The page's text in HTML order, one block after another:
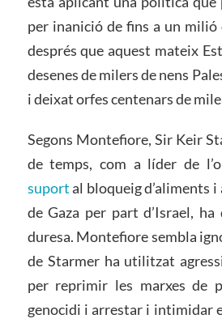
per inanició de fins a un milió
després que aquest mateix
desenes de milers de nens
i deixat orfes centenars de
Segons Montefiore, Sir Keir
de temps, com a líder de
suportal bloqueig d’aliments
de Gaza per part d’Israel, ha
duresa. Montefiore sembla
de Starmer ha utilitzat
per reprimir les marxes de
genocidi i arrestar i intimidar